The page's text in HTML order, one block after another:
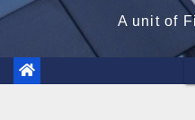
A unit of